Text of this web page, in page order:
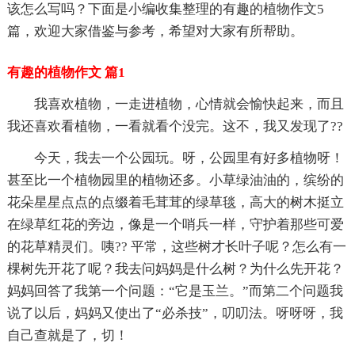
该怎么写吗？下面是小编收集整理的有趣的植物作文5
篇，欢迎大家借鉴与参考，希望对大家有所帮助。
有趣的植物作文 篇1
我喜欢植物，一走进植物，心情就会愉快起来，而且
我还喜欢看植物，一看就看个没完。这不，我又发现了??
今天，我去一个公园玩。呀，公园里有好多植物呀！
甚至比一个植物园里的植物还多。小草绿油油的，缤纷的
花朵星星点点的点缀着毛茸茸的绿草毯，高大的树木挺立
在绿草红花的旁边，像是一个哨兵一样，守护着那些可爱
的花草精灵们。咦?? 平常，这些树才长叶子呢？怎么有一
棵树先开花了呢？我去问妈妈是什么树？为什么先开花？
妈妈回答了我第一个问题：“它是玉兰。”而第二个问题我
说了以后，妈妈又使出了“必杀技”，叨叨法。呀呀呀，我
自己查就是了，切！